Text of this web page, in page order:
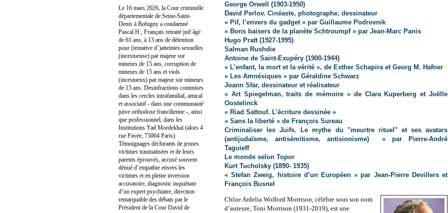
George Orwell (1903-1950)
David Perlov. Cinéaste, photographe, dessinateur
« Pif, l’envers du gadget » par Guillaume Podrovnik
« Bons baisers de la planète Schtroumpf » par Jean-Marc Panis
Hugo Pratt (1927-1995)
Salman Rushdie
Antoine de Saint-Exupéry (1900-1944)
« L'enfant, la mort et la vérité », de Esther Schapira et Georg M. Hafner
« Les Amnésiques » par Géraldine Schwarz
Joann Sfar, dessinateur et réalisateur
« Art Spiegelman, traits de mémoire » de Clara Kuperberg et Joëlle
Oostelinck
« Riad Sattouf. L’écriture dessinée »
« Sans la liberté » de François Sureau
Criminaliser les Juifs. Le mythe du "meurtre rituel" et ses avatars
(antijudaïsme, antisémitisme, antisionisme) » par Pierre-André
Taguieff
Le monde selon Topor
Kurt Tucholsky (1890- 1935)
« Stefan Zweig, histoire d’un Européen » par Jean-Pierre Devillers et
François Busnel
Chloe Ardelia Wofford Morrison, célèbre sous son nom
d’auteure, Toni Morrison (1931-2019), est une
Le 16 mars 2026, la Cour criminelle
départementale de Seine-Saint-
Denis à Bobigny a condamné
Pascal H., Français retraité juif âgé
de 61 ans, à 13 ans de détention
pour (tentative d’)atteintes sexuelles
(incestueuse) par majeur sur
mineurs de 15 ans, corruption de
mineurs de 15 ans et viols
(incestueux) par majeur sur mineurs
de 15 ans. Desinfractions commises
dans les cercles intrafamilial, amical
et associatif - dans une communauté
juive orthodoxe francilienne -, ainsi
que professionnel, dans les
Institutions Yad Mordekhaï (alors 4
rue Pavée, 75004 Paris).
Témoignages déchirants de jeunes
victimes traumatisées et de leurs
parents éprouvés, accusé souvent
dénué d’empathie envers les
victimes et en pleine inversion
accusatoire, diagnostic inquiétant
d’un expert psychiatre, direction
remarquable des débats par le
Président de la Cour David de